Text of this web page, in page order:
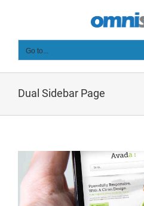
Go to...
Dual Sidebar Page